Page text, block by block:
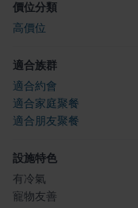
價位分類
高價位
適合族群
適合約會
適合家庭聚餐
適合朋友聚餐
設施特色
有冷氣
寵物友善